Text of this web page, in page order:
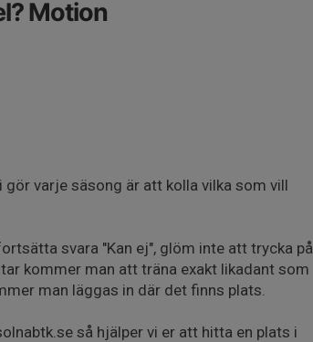
Motion
varje säsong är att kolla vilka som vill
svara "Kan ej", glöm inte att trycka på
kommer man att träna exakt likadant som
man läggas in där det finns plats.
så hjälper vi er att hitta en plats i